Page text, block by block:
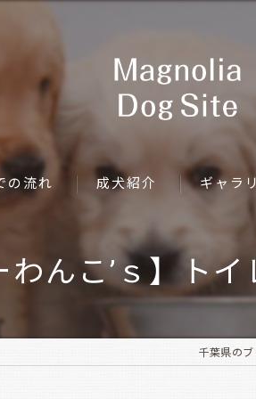
の流れ 成犬紹介 ギャラ
わんこ’ｓ】ト
千葉県の